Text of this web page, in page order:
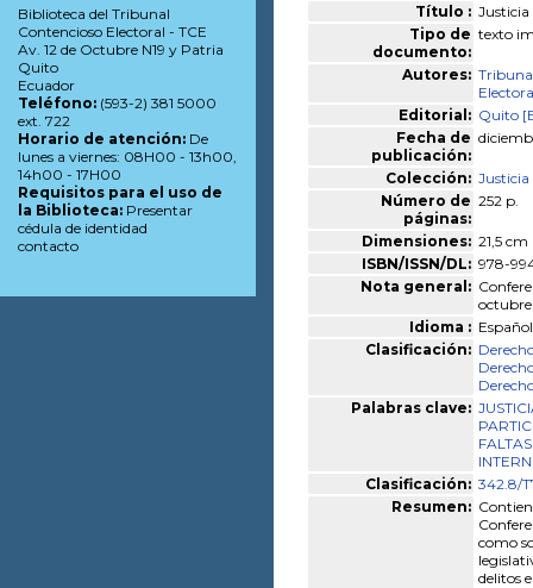
Título : Justicia
Tipo de
documento:
texto
Autores:
Editorial: Quito
Fecha de
publicación:
Colección:
Número de
páginas:
252 p.
Dimensiones: 21,5 cm
ISBN/ISSN/DL: 978-
Nota general:
octubre
Idioma : Español
Clasificación:
Palabras clave:
FALTAS
Clasificación: 342.8/
Resumen:
como
delitos
Biblioteca del Tribunal
Contencioso Electoral - TCE
Av. 12 de Octubre N19 y Patria
Quito
Ecuador
Teléfono: (593-2) 381 5000
ext. 722
Horario de atención: De
lunes a viernes: 08H00 - 13h00,
14h00 - 17H00
Requisitos para el uso de
la Biblioteca: Presentar
cédula de identidad
contacto